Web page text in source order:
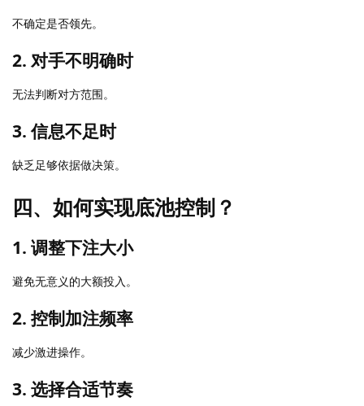
不确定是否领先。
2. 对手不明确时
无法判断对方范围。
3. 信息不足时
缺乏足够依据做决策。
四、如何实现底池控制？
1. 调整下注大小
避免无意义的大额投入。
2. 控制加注频率
减少激进操作。
3. 选择合适节奏